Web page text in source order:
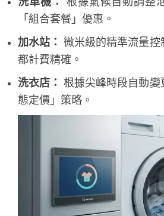
「組合套餐」優惠。
加水站： 微米級的精準流量
都計費精確。
洗衣店： 根據尖峰時段自動變
態定價」策略。